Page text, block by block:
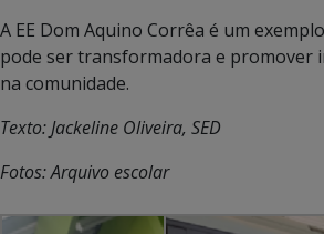
A EE Dom Aquino Corrêa é um
pode ser transformadora e promover
na comunidade.
Texto: Jackeline Oliveira, SED
Fotos: Arquivo escolar